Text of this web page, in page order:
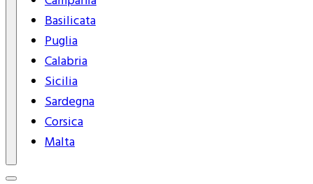
Basilicata
Puglia
Calabria
Sicilia
Sardegna
Corsica
Malta